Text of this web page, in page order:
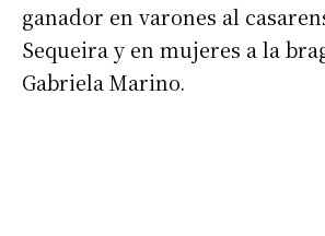
ganador en varones al
Sequeira y en mujeres a la
Gabriela Marino.